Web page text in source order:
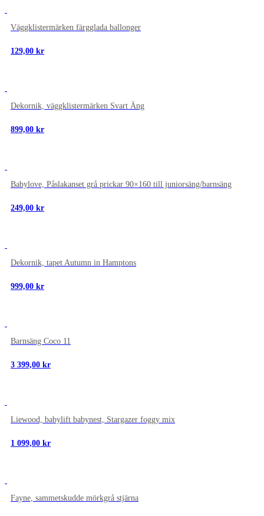
Väggklistermärken färgglada ballonger
129,00 kr
Dekornik, väggklistermärken Svart Äng
899,00 kr
Babylove, Påslakanset grå prickar 90×160 till juniorsäng/barnsäng
249,00 kr
Dekornik, tapet Autumn in Hamptons
999,00 kr
Barnsäng Coco 11
3 399,00 kr
Liewood, babylift babynest, Stargazer foggy mix
1 099,00 kr
Fayne, sammetskudde mörkgrå stjärna